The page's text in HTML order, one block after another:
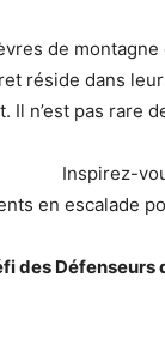
de
réside dans
Il n’est pas rare
Inspirez-
en escalade
des Défenseurs